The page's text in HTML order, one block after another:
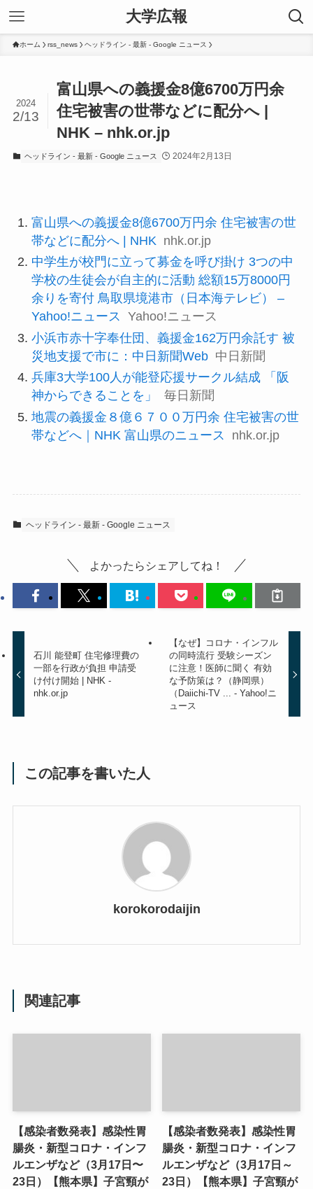
大学広報
ホーム rss_news ヘッドライン - 最新 - Google ニュース
富山県への義援金8億6700万円余
住宅被害の世帯などに配分へ |
NHK – nhk.or.jp
2024
2/13
ヘッドライン - 最新 - Google ニュース 2024年2月13日
富山県への義援金8億6700万円余 住宅被害の世
帯などに配分へ | NHK nhk.or.jp
中学生が校門に立って募金を呼び掛け 3つの中
学校の生徒会が自主的に活動 総額15万8000円
余りを寄付 鳥取県境港市（日本海テレビ） –
Yahoo!ニュース Yahoo!ニュース
小浜市赤十字奉仕団、義援金162万円余託す 被
災地支援で市に：中日新聞Web 中日新聞
兵庫3大学100人が能登応援サークル結成 「阪
神からできることを」
毎日新聞
地震の義援金８億６７００万円余 住宅被害の世
帯などへ｜NHK 富山県のニュース
nhk.or.jp
ヘッドライン - 最新 - Google ニュース
よかったらシェアしてね！
石川 能登町 住宅修理費の
一部を行政が負担 申請受
け付け開始 | NHK -
nhk.or.jp
【なぜ】コロナ・インフル
の同時流行 受験シーズン
に注意！医師に聞く 有効
な予防策は？（静岡県）
（Daiichi-TV ... - Yahoo!ニ
ュース
この記事を書いた人
korokorodaijin
関連記事
【感染者数発表】感染性胃
腸炎・新型コロナ・インフ
ルエンザなど（3月17日〜
23日）【熊本県】子宮頸が
【感染者数発表】感染性胃
腸炎・新型コロナ・インフ
ルエンザなど（3月17日～
23日）【熊本県】子宮頸が